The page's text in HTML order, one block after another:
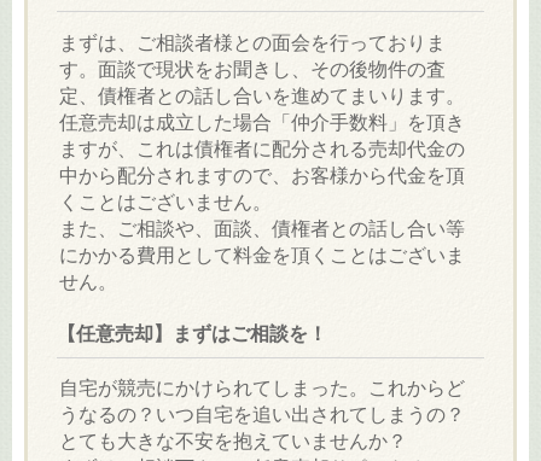
まずは、ご相談者様との面会を行っておりま
す。面談で現状をお聞きし、その後物件の査
定、債権者との話し合いを進めてまいります。
任意売却は成立した場合「仲介手数料」を頂き
ますが、これは債権者に配分される売却代金の
中から配分されますので、お客様から代金を頂
くことはございません。
また、ご相談や、面談、債権者との話し合い等
にかかる費用として料金を頂くことはございま
せん。
【任意売却】まずはご相談を！
自宅が競売にかけられてしまった。これからど
うなるの？いつ自宅を追い出されてしまうの？
とても大きな不安を抱えていませんか？